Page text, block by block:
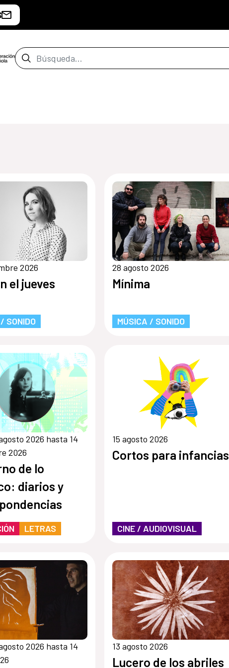
Barra de búsqueda
2026
el jueves
SONIDO
28 agosto 2026
Mínima
MÚSICA / SONIDO
2026 hasta 14
2026
de lo
diarios y
LETRAS
15 agosto 2026
Cortos para infancias
CINE / AUDIOVISUAL
2026 hasta 14
13 agosto 2026
Lucero de los abriles